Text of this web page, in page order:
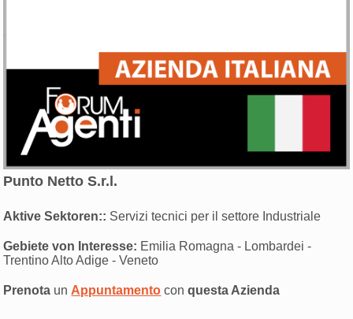
Punto Netto S.r.l.
Aktive Sektoren:: Servizi tecnici per il settore Industriale
Gebiete von Interesse: Emilia Romagna - Lombardei -
Trentino Alto Adige - Veneto
Prenota un Appuntamento conquesta Azienda